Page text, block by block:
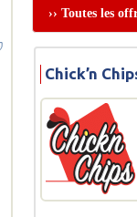
›› Toutes les
Chick’n